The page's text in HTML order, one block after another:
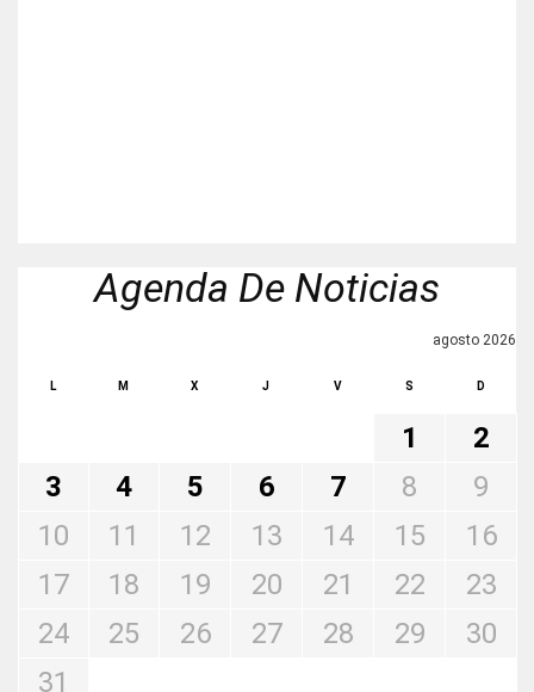
Agenda De Noticias
agosto 2026
L M X J V S D
1
2
3
4 5 6 7 8
9
10
11 12 13 14 15
16
17
18 19 20 21 22
23
24
25 26 27 28 29
30
31